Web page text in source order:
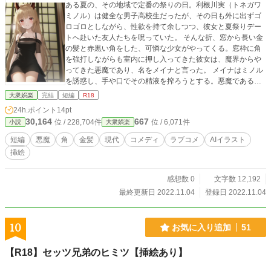
ある夏の、その地域で定番の祭りの日。利根川実（トネガワ
ミノル）は健全な男子高校生だったが、その日も外に出ずゴ
ロゴロとしながら、性欲を持て余しつつ、彼女と夏祭りデー
トへ赴いた友人たちを呪っていた。 そんな折、窓から長い金
の髪と赤黒い角をした、可憐な少女がやってくる。窓枠に角
を強打しながらも室内に押し入ってきた彼女は、魔界からや
ってきた悪魔であり、名をメイナと言った。 メイナはミノル
を誘惑し、手や口でその精液を搾ろうとする。悪魔であるメ
イナを警戒するミノルだったが、次第に与えられる快楽に逆
よる挿絵を含みます。 ＊本作は小説家になろうにも掲載して
います。
大衆娯楽 完結 短編 R18
24h.ポイント 14pt
小説 30,164 位 / 228,704件 大衆娯楽 667 位 / 6,071件
短編 悪魔 角 金髪 現代 コメディ ラブコメ
AIイラスト
挿絵
感想数 0
文字数 12,192
最終更新日 2022.11.04
登録日 2022.11.04
10 お気に入り追加 51
【R18】セッツ兄弟のヒミツ【挿絵あり】